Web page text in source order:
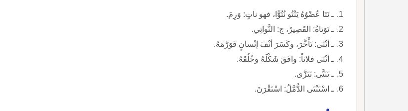
ـ نَتَا عُضْوُهُ يَنْتُو نُتُوًّا، فهو ناتٍ: وَرِمَ.
ـ نَوَتاةُ: القَصِيرُ، ج: النَّواتِي.
ـ أنْتَى: تَأَخَّرَ، وكَسَرَ أنْفَ إنْسانٍ فَوَرَّمَهُ.
ـ أنْتَى فلاناً: وافَقَ شَكْلَهُ وخُلُقَهُ.
ـ تَنَتَّى: تَنَزَّى.
ـ اسْتَنْتَى الدُّمَّلُ: اسْتَقْرَنَ.